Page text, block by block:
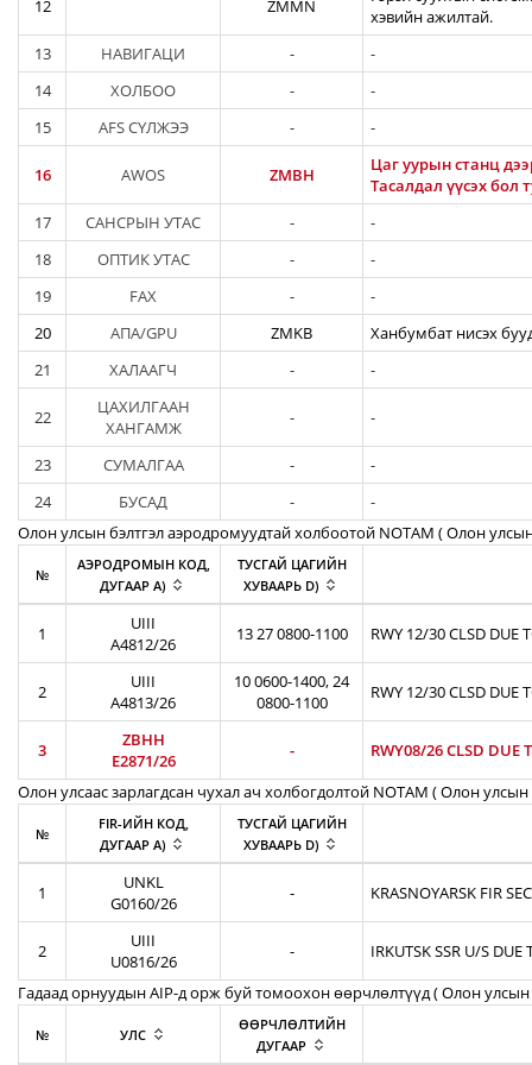
12 ZMMN
хэвийн ажилтай.
13
НАВИГАЦИ -
-
14
ХОЛБОО -
-
15
AFS СҮЛЖЭЭ - -
16 AWOS ZMBH
Цаг уурын станц
Тасалдал үүсэх бол
17
САНСРЫН УТАС -
-
18
ОПТИК УТАС -
-
19
FAX -
-
20
АПА/GPU ZMKB
Ханбумбат нисэх
21
ХАЛААГЧ - -
22
ЦАХИЛГААН
ХАНГАМЖ
- -
23 СУМАЛГАА -
-
24
БУСАД -
-
Олон улсын бэлтгэл аэродромуудтай холбоотой NOTAM ( Oлон
№
АЭРОДРОМЫН КОД,
ДУГААР A)
ТУСГАЙ ЦАГИЙН
ХУВААРЬ D)
1
UIII
A4812/26
13 27 0800-1100 RWY 12/30 CLSD DUE
2
UIII
A4813/26
10 0600-1400, 24
0800-1100
RWY 12/30 CLSD DUE
3
ZBHH
E2871/26
-
RWY08/26 CLSD DUE
Олон улсаас зарлагдсан чухал ач холбогдолтой NOTAM ( Олон улсын
№
FIR-ИЙН КОД,
ДУГААР A)
ТУСГАЙ ЦАГИЙН
ХУВААРЬ D)
1
UNKL
G0160/26
- KRASNOYARSK FIR
2
UIII
U0816/26
-
IRKUTSK SSR U/S DUE
Гадаад орнуудын AIP-д орж буй томоохон өөрчлөлтүүд ( Олон улсын
№ УЛС
ӨӨРЧЛӨЛТИЙН
ДУГААР